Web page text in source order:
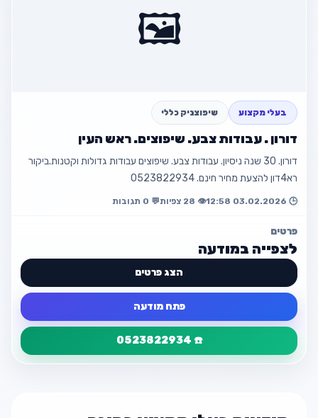
פתח מודעה
🖼️
בעלי מקצוע שיפוצניק כללי
דורון . עבודות צבע. שיפוצים. ראש העין
דורון. 30 שנה ניסיון. עבודות צבע. שיפוצים עבודות גדולות וקטנות.ביקור
רא4דון להצעת מחיר חינם. 0523822934
🕒 03.02.2026 12:58 👁️ 28 צפיות 💬 0 תגובות
פרטים
לצפייה במודעה
הצג פרטים
פתח מודעה
☎️ 0523822934